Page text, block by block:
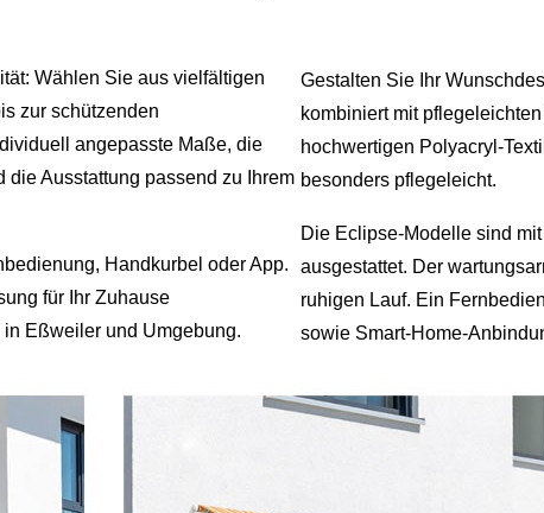
Wählen Sie aus vielfältigen
zur schützenden
angepasste Maße, die
Ausstattung passend zu Ihrem
Handkurbel oder App.
für Ihr Zuhause
Eßweiler und Umgebung.
Gestalten Sie Ihr
kombiniert mit
hochwertigen
besonders pflegeleicht.
Die Eclipse‑Modelle sind
ausgestattet. Der
ruhigen Lauf. Ein
sowie